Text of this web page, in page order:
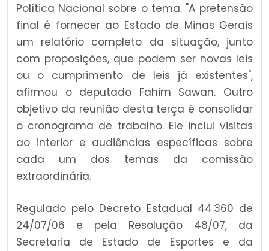
Política Nacional sobre o tema. "A pretensão
final é fornecer ao Estado de Minas Gerais
um relatório completo da situação, junto
com proposições, que podem ser novas leis
ou o cumprimento de leis já existentes",
afirmou o deputado Fahim Sawan. Outro
objetivo da reunião desta terça é consolidar
o cronograma de trabalho. Ele inclui visitas
ao interior e audiências específicas sobre
cada um dos temas da comissão
extraordinária.
Regulado pelo Decreto Estadual 44.360 de
24/07/06 e pela Resolução 48/07, da
Secretaria de Estado de Esportes e da